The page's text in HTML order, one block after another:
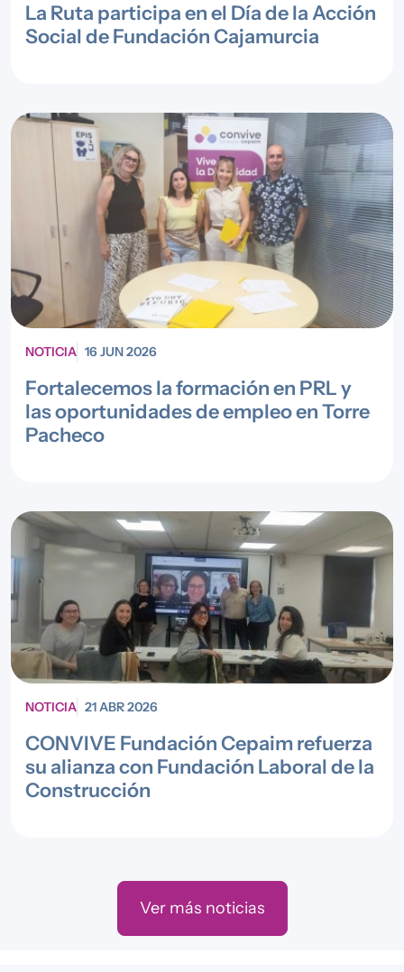
La Ruta participa en el Día de la Acción
Social de Fundación Cajamurcia
NOTICIA 16 JUN 2026
Fortalecemos la formación en PRL y
las oportunidades de empleo en Torre
Pacheco
NOTICIA 21 ABR 2026
CONVIVE Fundación Cepaim refuerza
su alianza con Fundación Laboral de la
Construcción
Ver más noticias